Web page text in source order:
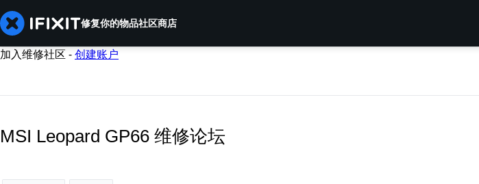
修复你的物品社区商店
加入维修社区 -创建账户
MSI Leopard GP66 维修论坛